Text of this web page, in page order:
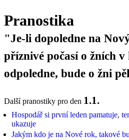
Pranostika
"Je-li dopoledne na
příznivé počasí o žních
odpoledne, bude o žni
Další pranostiky pro den 1.1.
Hospodář si první leden pamatuje,
ukazuje
Jakým kdo je na Nové rok, takové